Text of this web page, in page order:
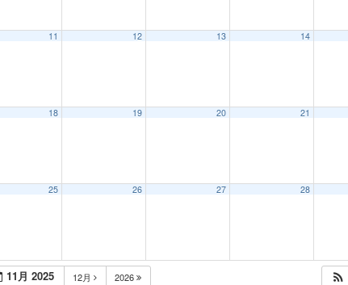
11 12 13 14
18 19 20 21
25 26 27 28
11月 2025 12月 2026